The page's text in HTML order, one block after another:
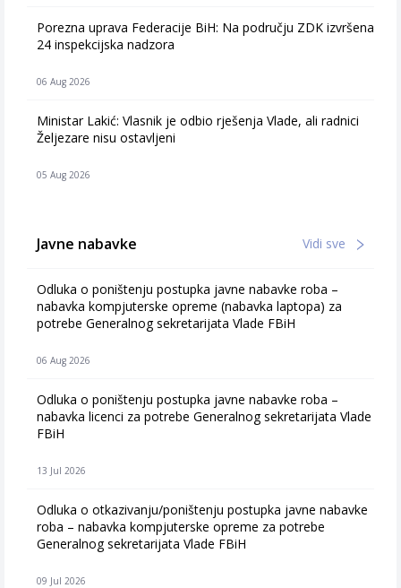
Porezna uprava Federacije BiH: Na području ZDK izvršena
24 inspekcijska nadzora
06 Aug 2026
Ministar Lakić: Vlasnik je odbio rješenja Vlade, ali radnici
Željezare nisu ostavljeni
05 Aug 2026
Javne nabavke Vidi sve
Odluka o poništenju postupka javne nabavke roba –
nabavka kompjuterske opreme (nabavka laptopa) za
potrebe Generalnog sekretarijata Vlade FBiH
06 Aug 2026
Odluka o poništenju postupka javne nabavke roba –
nabavka licenci za potrebe Generalnog sekretarijata Vlade
FBiH
13 Jul 2026
Odluka o otkazivanju/poništenju postupka javne nabavke
roba – nabavka kompjuterske opreme za potrebe
Generalnog sekretarijata Vlade FBiH
09 Jul 2026